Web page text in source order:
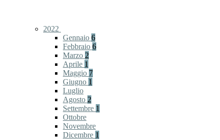
2022
Gennaio 6
Febbraio 6
Marzo 2
Aprile 1
Maggio 7
Giugno 1
Luglio
Agosto 2
Settembre 1
Ottobre
Novembre
Dicembre 1